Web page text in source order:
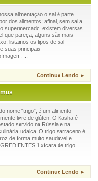
alimentação o sal é parte
dos alimentos; afinal, sem sal a
supermercado, existem diversas
que pareça, alguns são mais
listamos os tipos de sal
suas principais
...
Continue Lendo ►
nome “trigo”, é um alimento
livre de glúten. O Kasha é
servido na Rússia e na
judaica. O trigo sarraceno é
de forma muito saudável e
1 xícara de trigo
Continue Lendo ►